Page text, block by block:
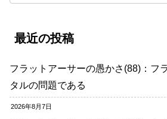
最近の投稿
フラットアーサーの愚かさ(88)：フ
タルの問題である
2026年8月7日